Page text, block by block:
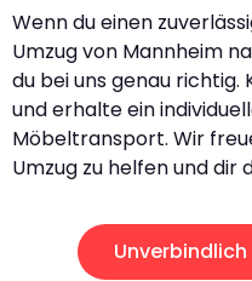
Wenn du einen
Umzug von Mannheim
du bei uns genau
und erhalte ein
Möbeltransport. Wir
Umzug zu helfen und dir